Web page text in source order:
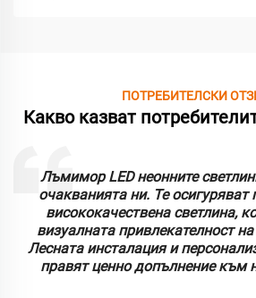
ПОТРЕБИТЕЛСКИ
Какво казват
Лъмимор LED неонните
очакванията ни. Те осигуряват
висококачествена светлина,
визуалната привлекателност
Лесната инсталация и
правят ценно допълнение към